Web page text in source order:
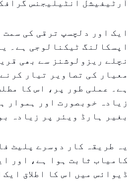
آرٹیفیشل انٹیلیجنس
ایک اور دلچسپ ترقی کی سمت
اپسکالنگ ٹیکنالوجی ہے۔
نچلے ریزولوشنز سے بھی
معیار کی تصاویر تیار
ہے۔ عملی طور پر، اس کا
زیادہ خوبصورت اور ہموار
بغیر ہارڈ ویئر پر زیادہ
یہ طریقہ کار دوسرے پلیٹ
کامیاب ثابت ہوا ہے، اور
ڈیوائس میں اس کا اطلاق ایک